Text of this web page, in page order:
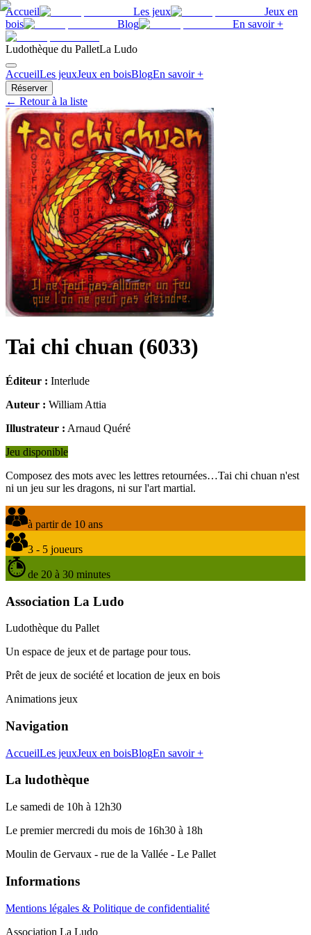
Accueil Les jeux
Jeux en
bois
Blog En savoir +
Ludothèque du PalletLa Ludo
AccueilLes jeuxJeux en boisBlogEn savoir +
Réserver
← Retour à la liste
Tai chi chuan (6033)
Éditeur : Interlude
Auteur : William Attia
Illustrateur : Arnaud Quéré
Jeu disponible
Composez des mots avec les lettres retournées…Tai chi chuan n'est
ni un jeu sur les dragons, ni sur l'art martial.
à partir de 10 ans
3 - 5 joueurs
de 20 à 30 minutes
Association La Ludo
Ludothèque du Pallet
Un espace de jeux et de partage pour tous.
Prêt de jeux de société et location de jeux en bois
Animations jeux
Navigation
AccueilLes jeuxJeux en boisBlogEn savoir +
La ludothèque
Le samedi de 10h à 12h30
Le premier mercredi du mois de 16h30 à 18h
Moulin de Gervaux - rue de la Vallée - Le Pallet
Informations
Mentions légales & Politique de confidentialité
Association La Ludo